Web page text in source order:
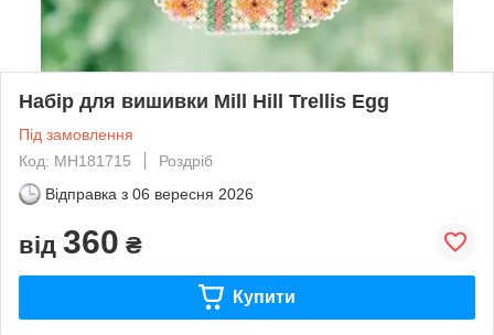
Набір для вишивки Mill Hill Trellis Egg
Під замовлення
Код: MH181715
Роздріб
Відправка з 06 вересня 2026
від 360 ₴
Купити